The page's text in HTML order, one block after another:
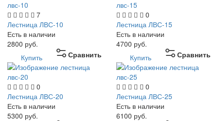
7
Лестница ЛВС-10
Есть в наличии
2800 руб.
Сравнить
Купить
0
Лестница ЛВС-15
Есть в наличии
4700 руб.
Сравнить
Купить
0
Лестница ЛВС-20
Есть в наличии
5300 руб.
0
Лестница ЛВС-25
Есть в наличии
6100 руб.